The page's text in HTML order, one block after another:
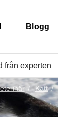
Blogg
från experten
Katt